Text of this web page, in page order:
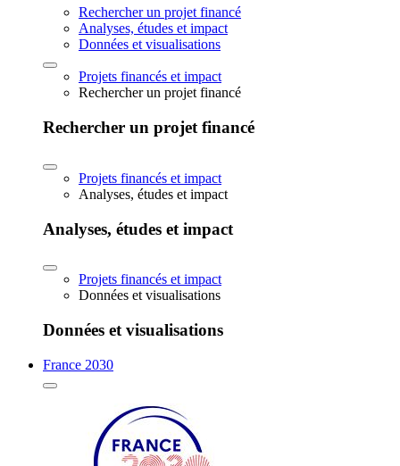
Rechercher un projet financé
Analyses, études et impact
Données et visualisations
Projets financés et impact
Rechercher un projet financé
Rechercher un projet financé
Projets financés et impact
Analyses, études et impact
Analyses, études et impact
Projets financés et impact
Données et visualisations
Données et visualisations
France 2030